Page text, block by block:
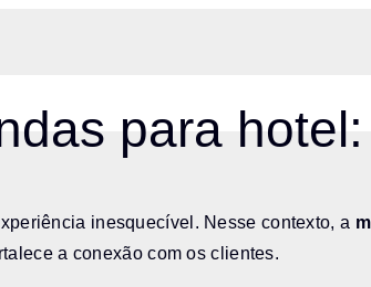
para
inesquecível. Nesse contexto, a
a conexão com os clientes.